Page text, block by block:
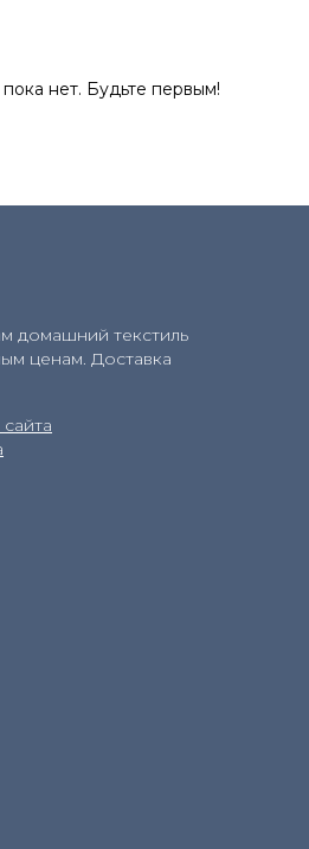
нет. Будьте первым!
домашний текстиль
ценам. Доставка